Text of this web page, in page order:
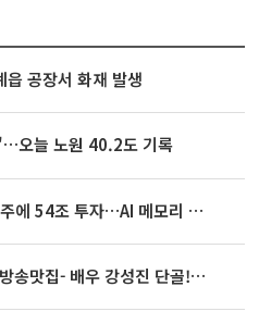
읍 공장서 화재 발생
오늘 노원 40.2도 기록
SK하이닉스, 용인·청주에 54조 투자…AI 메모리 생산기지 키운다
'2TV 생생정보' 오늘방송맛집- 배우 강성진 단골! 쌀국수ㆍ푸팟퐁 커리 맛집 '블○○○'